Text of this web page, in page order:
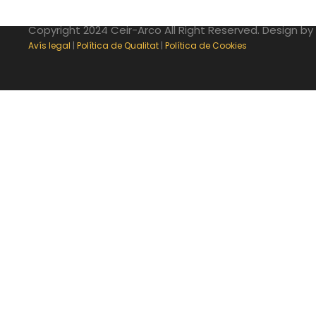
Copyright 2024 Ceir-Arco All Right Reserved. Design
Avís legal | Política de Qualitat | Política de Cookies